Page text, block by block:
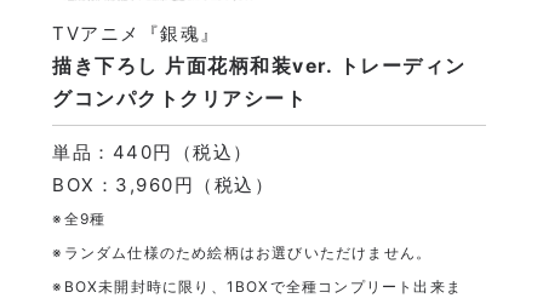
描き下ろし 片面花柄和装ver. トレーディン
グコンパクトクリアシート
TVアニメ『銀魂』
単品：440円（税込）
BOX：3,960円（税込）
※全9種
※ランダム仕様のため絵柄はお選びいただけません。
※BOX未開封時に限り、1BOXで全種コンプリート出来ま